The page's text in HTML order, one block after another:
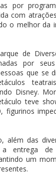
por
com
o melhor da
de
por
que se
Disney.
teve
figurinos
além das
a entrega
um